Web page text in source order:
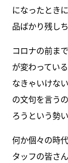
になったとき
品ばかり残し
コロナの前ま
が変わってい
なきゃいけな
の文句を言う
ろうという勢い
何か個々の時
タッフの皆さ